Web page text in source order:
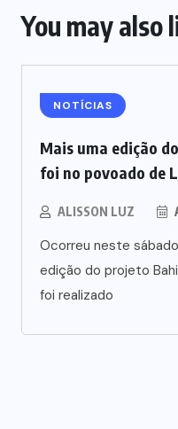
You may also
NOTÍCIAS
Mais uma edição
foi no povoado de
ALISSON LUZ
Ocorreu neste
edição do projeto
foi realizado